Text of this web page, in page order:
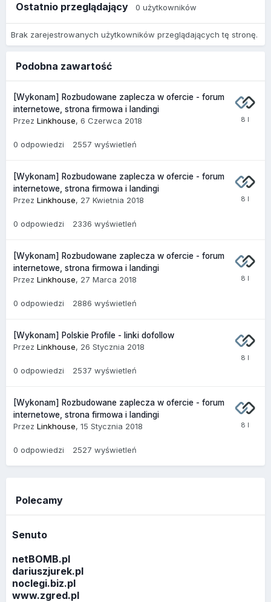
Ostatnio przeglądający 0 użytkowników
Brak zarejestrowanych użytkowników przeglądających tę stronę.
Podobna zawartość
[Wykonam] Rozbudowane zaplecza w ofercie - forum
internetowe, strona firmowa i landingi
Przez Linkhouse, 6 Czerwca 2018
0 odpowiedzi 2557 wyświetleń
[Wykonam] Rozbudowane zaplecza w ofercie - forum
internetowe, strona firmowa i landingi
Przez Linkhouse, 27 Kwietnia 2018
0 odpowiedzi 2336 wyświetleń
[Wykonam] Rozbudowane zaplecza w ofercie - forum
internetowe, strona firmowa i landingi
Przez Linkhouse, 27 Marca 2018
0 odpowiedzi 2886 wyświetleń
[Wykonam] Polskie Profile - linki dofollow
Przez Linkhouse, 26 Stycznia 2018
0 odpowiedzi 2537 wyświetleń
[Wykonam] Rozbudowane zaplecza w ofercie - forum
internetowe, strona firmowa i landingi
Przez Linkhouse, 15 Stycznia 2018
0 odpowiedzi 2527 wyświetleń
Polecamy
Senuto
netBOMB.pl
dariuszjurek.pl
noclegi.biz.pl
www.zgred.pl